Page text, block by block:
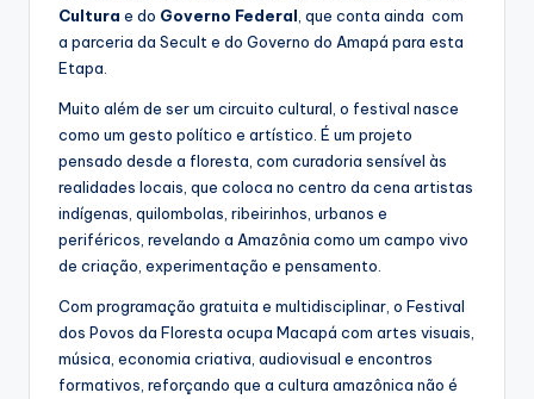
Cultura e do Governo Federal , que conta ainda com
a parceria da Secult e do Governo do Amapá para esta
Etapa.
Muito além de ser um circuito cultural, o festival nasce
como um gesto político e artístico. É um projeto
pensado desde a floresta, com curadoria sensível às
realidades locais, que coloca no centro da cena artistas
indígenas, quilombolas, ribeirinhos, urbanos e
periféricos, revelando a Amazônia como um campo vivo
de criação, experimentação e pensamento.
Com programação gratuita e multidisciplinar, o Festival
dos Povos da Floresta ocupa Macapá com artes visuais,
música, economia criativa, audiovisual e encontros
formativos, reforçando que a cultura amazônica não é